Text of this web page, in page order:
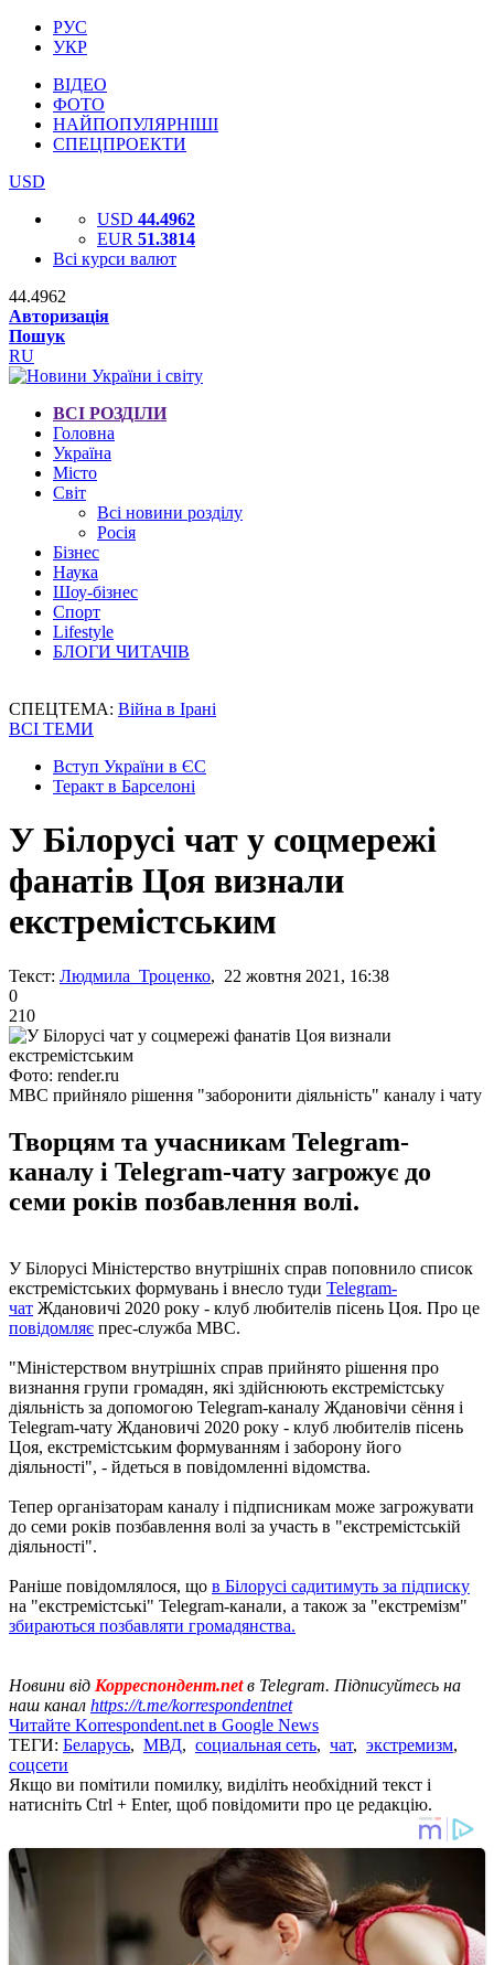
РУС
УКР
ВІДЕО
ФОТО
НАЙПОПУЛЯРНІШІ
СПЕЦПРОЕКТИ
USD
USD 44.4962
EUR 51.3814
Всі курси валют
44.4962
Авторизація
Пошук
RU
ВСІ РОЗДІЛИ
Головна
Україна
Місто
Світ
Всі новини розділу
Росія
Бізнес
Наука
Шоу-бізнес
Спорт
Lifestyle
БЛОГИ ЧИТАЧІВ
СПЕЦТЕМА: Війна в Ірані
ВСІ ТЕМИ
Вступ України в ЄС
Теракт в Барселоні
У Білорусі чат у соцмережі
фанатів Цоя визнали
екстремістським
Текст: Людмила Троценко, 22 жовтня 2021, 16:38
0
210
Фото: render.ru
МВС прийняло рішення "заборонити діяльність" каналу і чату
Творцям та учасникам Telegram-
каналу і Telegram-чату загрожує до
семи років позбавлення волі.
У Білорусі Міністерство внутрішніх справ поповнило список
екстремістських формувань і внесло туди Telegram-
чат Ждановичі 2020 року - клуб любителів пісень Цоя. Про це
повідомляє прес-служба МВС.
"Міністерством внутрішніх справ прийнято рішення про
визнання групи громадян, які здійснюють екстремістську
діяльність за допомогою Telegram-каналу Ждановічи сёння і
Telegram-чату Ждановичі 2020 року - клуб любителів пісень
Цоя, екстремістським формуванням і заборону його
діяльності", - йдеться в повідомленні відомства.
Тепер організаторам каналу і підписникам може загрожувати
до семи років позбавлення волі за участь в "екстремістській
діяльності".
Раніше повідомлялося, що в Білорусі садитимуть за підписку
на "екстремістські" Telegram-канали, а також за "екстремізм"
збираються позбавляти громадянства.
Новини від Корреспондент.netв Telegram. Підписуйтесь на
наш канал https://t.me/korrespondentnet
Читайте Korrespondent.net в Google News
ТЕГИ: Беларусь, МВД, социальная сеть, чат, экстремизм,
соцсети
Якщо ви помітили помилку, виділіть необхідний текст і
натисніть Ctrl + Enter, щоб повідомити про це редакцію.